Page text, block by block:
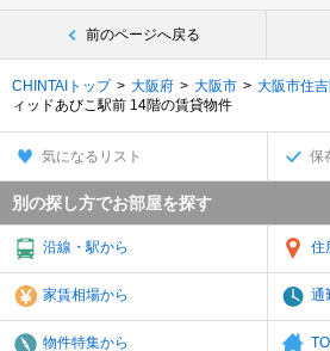
前のページへ戻る
CHINTAIトップ 大阪府 大阪市 大阪市住吉
ィッドあびこ駅前 14階の賃貸物件
気になるリスト 保
別の探し方でお部屋を探す
沿線・駅から 住
家賃相場から 通
物件特集から